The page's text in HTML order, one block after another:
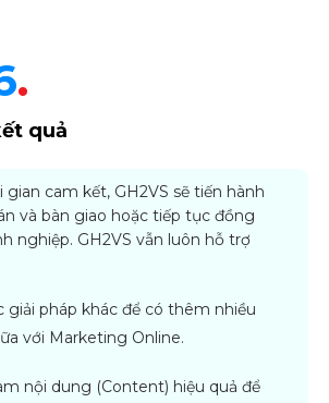
.
quả
cam kết, GH2VS sẽ tiến hành
và bàn giao hoặc tiếp tục đồng
nghiệp. GH2VS vẫn luôn hỗ trợ
giải pháp khác để có thêm nhiều
với Marketing Online.
nội dung (Content) hiệu quả để